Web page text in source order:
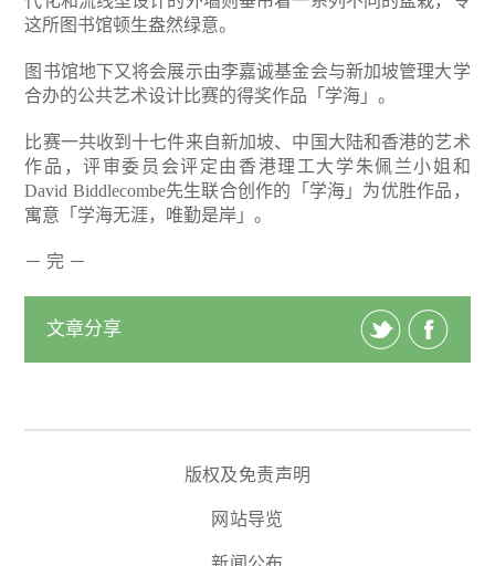
这所图书馆顿生盎然绿意。
图书馆地下又将会展示由李嘉诚基金会与新加坡管理大学
合办的公共艺术设计比赛的得奖作品「学海」。
比赛一共收到十七件来自新加坡、中国大陆和香港的艺术
作品，评审委员会评定由香港理工大学朱佩兰小姐和
David Biddlecombe先生联合创作的「学海」为优胜作品，
寓意「学海无涯，唯勤是岸」。
－ 完 －
文章分享
版权及免责声明
网站导览